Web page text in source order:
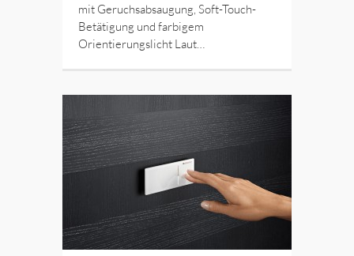
mit Geruchsabsaugung, Soft-Touch-
Betätigung und farbigem
Orientierungslicht Laut…